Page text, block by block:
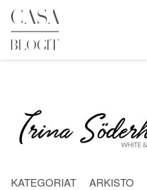
Skip
content
KATEGORIAT ARKISTO